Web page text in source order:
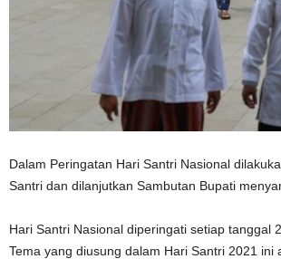
Dalam Peringatan Hari Santri Nasional
Santri dan dilanjutkan Sambutan Bupati
Hari Santri Nasional diperingati setiap tanggal
Tema yang diusung dalam Hari Santri 2021 ini